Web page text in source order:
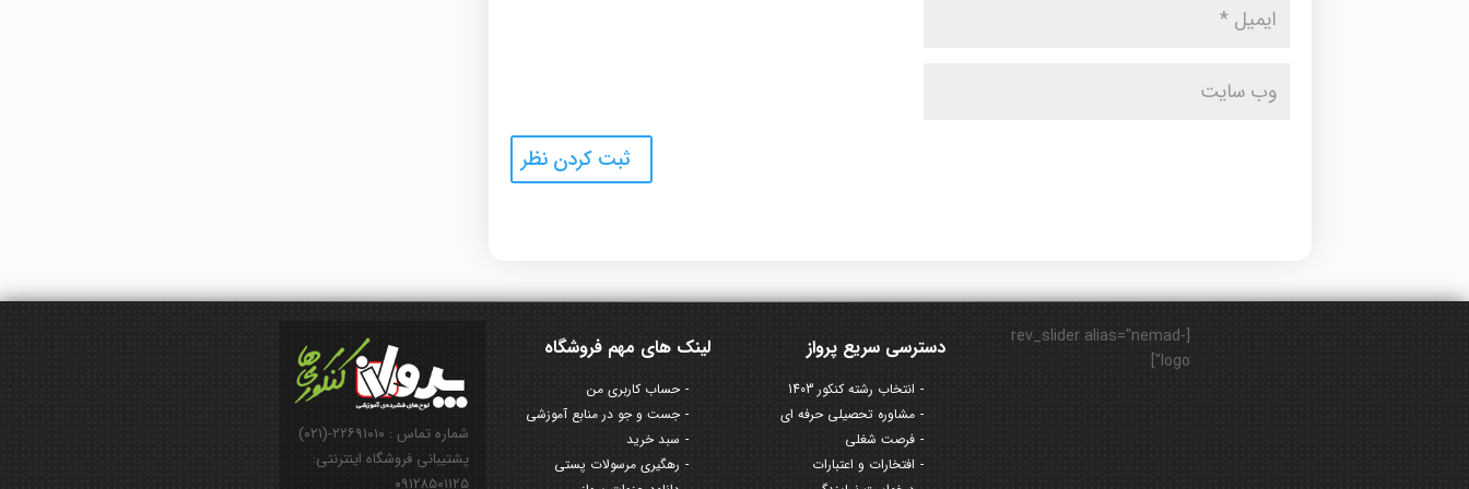
شماره تماس : ۲۲۶۹۱۰۱۰-(۰۲۱)
پشتیبانی فروشگاه اینترنتی:
لینک های مهم فروشگاه
حساب کاربری من
جست و جو در منابع آموزشی
سبد خرید
رهگیری مرسولات پستی
دسترسی سریع پرواز
انتخاب رشته کنکور 1403
مشاوره تحصیلی حرفه ای
فرصت شغلی
افتخارات و اعتبارات
[rev_slider alias="nemad-
logo"]